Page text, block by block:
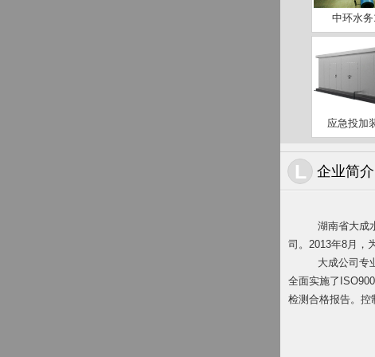
中环水
应急投加
L 企业简介
湖南省大成
司。2013年8月，
大成公司专
全面实施了
检测合格报告。控